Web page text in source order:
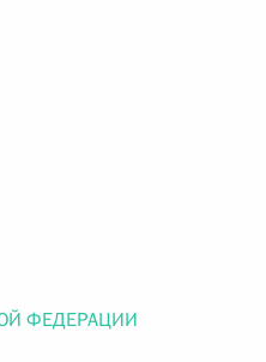
ФЕДЕРАЦИИ